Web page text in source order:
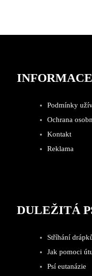
INFORMACE
Podmínky
Ochrana
Kontakt
Reklama
DULEŽITÁ
Stříhání
Jak pomoci
Psí eutanázie